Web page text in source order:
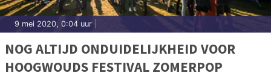
9 mei 2020, 0:04 uur
NOG ALTIJD ONDUIDELIJKHEID VOOR
HOOGWOUDS FESTIVAL ZOMERPOP